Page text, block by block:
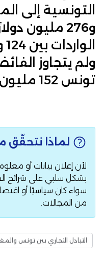
و276 مليون
ولم يتجاوز
تونس 152 مليون دولارًا.
لماذا نتحقّق
لأن إعلان بيانات أو
بشكل سلبي على شرائح
سواء كان سياسيًا أو
من المجالات.
التبادل التجاري بين تونس